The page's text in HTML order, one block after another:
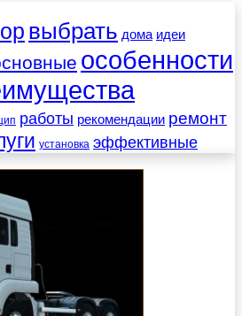
выбрать дома идеи
особенности
работы рекомендации ремонт
установка эффективные